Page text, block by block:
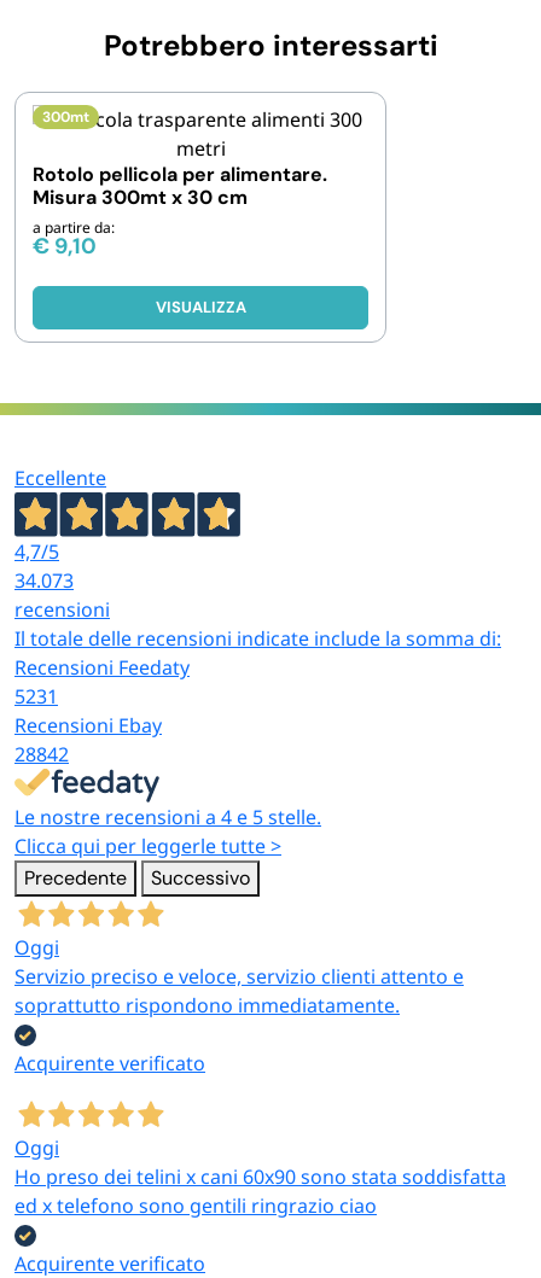
Potrebbero interessarti
300mt
Rotolo pellicola per alimentare.
Misura 300mt x 30 cm
a partire da:
€ 9,10
VISUALIZZA
Eccellente
4,7/5
34.073
recensioni
Il totale delle recensioni indicate include la somma di:
Recensioni Feedaty
5231
Recensioni Ebay
28842
Le nostre recensioni a 4 e 5 stelle.
Clicca qui per leggerle tutte >
Precedente Successivo
Oggi
Servizio preciso e veloce, servizio clienti attento e
soprattutto rispondono immediatamente.
Acquirente verificato
Oggi
Ho preso dei telini x cani 60x90 sono stata soddisfatta
ed x telefono sono gentili ringrazio ciao
Acquirente verificato